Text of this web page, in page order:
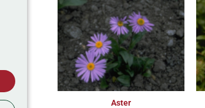
Aster